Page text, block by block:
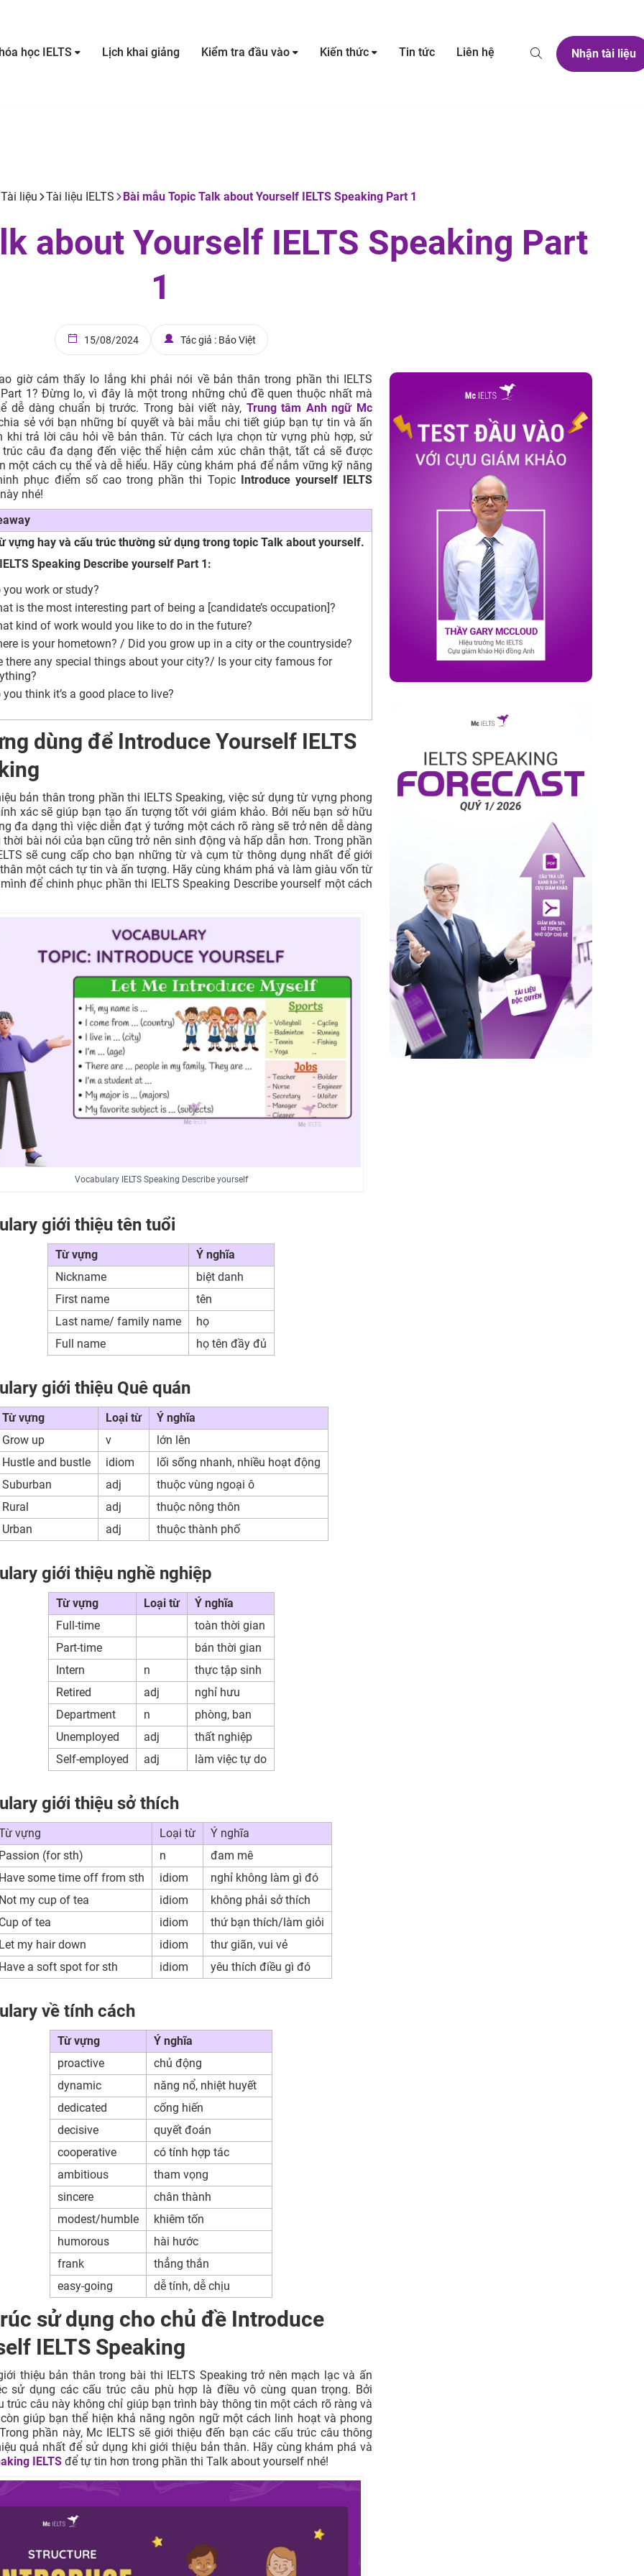
học IELTS Lịch khai giảng Kiểm tra đầu vào Kiến thức Tin tức Liên hệ Nhận tài liệu
Tài liệu Tài liệu IELTS Bài mẫu Topic Talk about Yourself IELTS Speaking Part 1
about Yourself IELTS Speaking Part
1
15/08/2024 Tác giả : Bảo Việt
giờ cảm thấy lo lắng khi phải nói về bản thân trong phần thi IELTS
1? Đừng lo, vì đây là một trong những chủ đề quen thuộc nhất mà
dễ dàng chuẩn bị trước. Trong bài viết này, Trung tâm Anh ngữ Mc
sẻ với bạn những bí quyết và bài mẫu chi tiết giúp bạn tự tin và ấn
khi trả lời câu hỏi về bản thân. Từ cách lựa chọn từ vựng phù hợp, sử
câu đa dạng đến việc thể hiện cảm xúc chân thật, tất cả sẽ được
một cách cụ thể và dễ hiểu. Hãy cùng khám phá để nắm vững kỹ năng
phục điểm số cao trong phần thi Topic Introduce yourself IELTS
nhé!
vựng hay và cấu trúc thường sử dụng trong topic Talk about yourself.
Speaking Describe yourself Part 1:
you work or study?
is the most interesting part of being a [candidate’s occupation]?
kind of work would you like to do in the future?
is your hometown? / Did you grow up in a city or the countryside?
there any special things about your city?/ Is your city famous for
you think it’s a good place to live?
dùng để Introduce Yourself IELTS
bản thân trong phần thi IELTS Speaking, việc sử dụng từ vựng phong
xác sẽ giúp bạn tạo ấn tượng tốt với giám khảo. Bởi nếu bạn sở hữu
đa dạng thì việc diễn đạt ý tưởng một cách rõ ràng sẽ trở nên dễ dàng
thời bài nói của bạn cũng trở nên sinh động và hấp dẫn hơn. Trong phần
sẽ cung cấp cho bạn những từ và cụm từ thông dụng nhất để giới
một cách tự tin và ấn tượng. Hãy cùng khám phá và làm giàu vốn từ
để chinh phục phần thi IELTS Speaking Describe yourself một cách
Vocabulary IELTS Speaking Describe yourself
giới thiệu tên tuổi
Từ vựng
Ý nghĩa
Nickname
biệt danh
First name
tên
Last name/ family name
họ
Full name
họ tên đầy đủ
giới thiệu Quê quán
Từ vựng Loại từ
Ý nghĩa
Grow up
v
lớn lên
Hustle and bustle
idiom
lối sống nhanh, nhiều hoạt động
Suburban
adj
thuộc vùng ngoại ô
Rural
adj
thuộc nông thôn
Urban
adj thuộc thành phố
giới thiệu nghề nghiệp
Từ vựng Loại từ
Ý nghĩa
Full-time
toàn thời gian
Part-time
bán thời gian
Intern
n
thực tập sinh
Retired
adj
nghỉ hưu
Department
n
phòng, ban
Unemployed
adj
thất nghiệp
Self-employed
adj làm việc tự do
giới thiệu sở thích
vựng Loại từ
Ý nghĩa
Passion (for sth)
n
đam mê
Have some time off from sth
idiom
nghỉ không làm gì đó
Not my cup of tea
idiom
không phải sở thích
Cup of tea
idiom
thứ bạn thích/làm giỏi
Let my hair down
idiom
thư giãn, vui vẻ
Have a soft spot for sth
idiom yêu thích điều gì đó
về tính cách
Từ vựng
Ý nghĩa
proactive
chủ động
dynamic
năng nổ, nhiệt huyết
dedicated
cống hiến
decisive
quyết đoán
cooperative
có tính hợp tác
ambitious
tham vọng
sincere
chân thành
modest/humble
khiêm tốn
humorous
hài hước
frank
thẳng thắn
easy-going
dễ tính, dễ chịu
sử dụng cho chủ đề Introduce
IELTS Speaking
thiệu bản thân trong bài thi IELTS Speaking trở nên mạch lạc và ấn
sử dụng các cấu trúc câu phù hợp là điều vô cùng quan trọng. Bởi
trúc câu này không chỉ giúp bạn trình bày thông tin một cách rõ ràng và
giúp bạn thể hiện khả năng ngôn ngữ một cách linh hoạt và phong
phần này, Mc IELTS sẽ giới thiệu đến bạn các cấu trúc câu thông
quả nhất để sử dụng khi giới thiệu bản thân. Hãy cùng khám phá và
IELTS để tự tin hơn trong phần thi Talk about yourself nhé!